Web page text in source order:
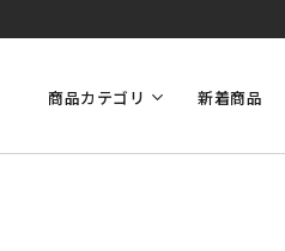
商品カテゴリ 新着商品